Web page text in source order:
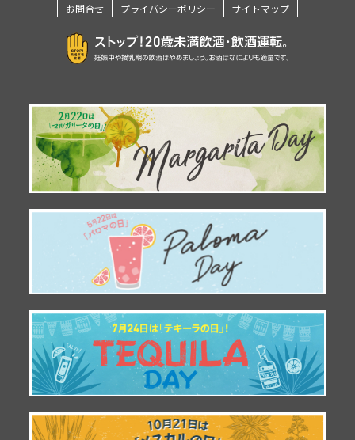
お問合せ プライバシーポリシー サイトマップ